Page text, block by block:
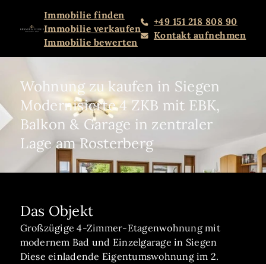
Immobilie finden
Immobilie verkaufen
Immobilie bewerten
+49 151 218 808 90
Kontakt aufnehmen
Wohnung zu kaufen in Siegen
Modernisierte 4 ZKB mit EBK,
Balkon & Garage in zentraler
Lage am Rosterberg
Das Objekt
Großzügige 4-Zimmer-Etagenwohnung mit
modernem Bad und Einzelgarage in Siegen
Diese einladende Eigentumswohnung im 2.